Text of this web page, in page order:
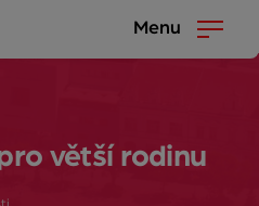
Menu
větší rodinu